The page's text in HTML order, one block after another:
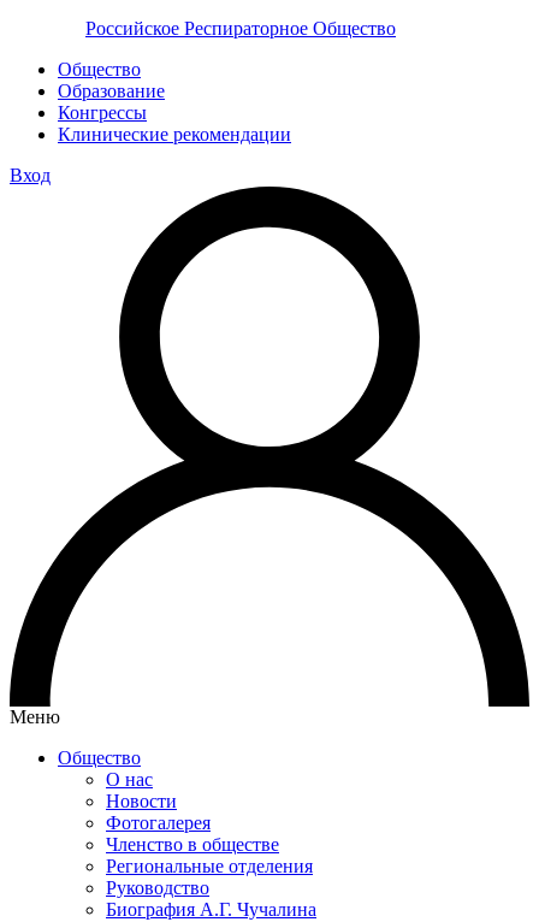
Российское Респираторное Общество
Общество
Образование
Конгрессы
Клинические рекомендации
Вход
Меню
Общество
О нас
Новости
Фотогалерея
Членство в обществе
Региональные отделения
Руководство
Биография А.Г. Чучалина